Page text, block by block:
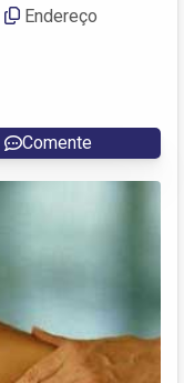
Endereço
Comente